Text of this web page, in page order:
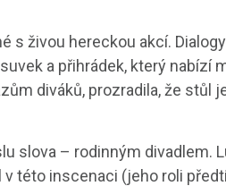
živou hereckou akcí.
a přihrádek, který nabízí
diváků, prozradila, že stůl
– rodinným divadlem.
této inscenaci (jeho roli